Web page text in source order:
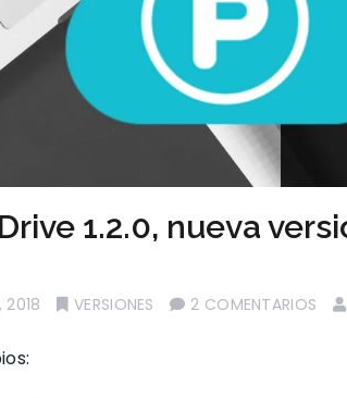
1.2.0, nueva
2018 VERSIONES 2 COMENTARIOS